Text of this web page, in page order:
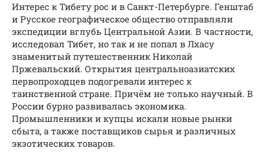
Интерес к Тибету рос и в Санкт-Петербурге. Генштаб
и Русское географическое общество отправляли
экспедиции вглубь Центральной Азии. В частности,
исследовал Тибет, но так и не попал в Лхасу
знаменитый путешественник Николай
Пржевальский. Открытия центральноазиатских
первопроходцев подогревали интерес к
таинственной стране. Причём не только научный. В
России бурно развивалась экономика.
Промышленники и купцы искали новые рынки
сбыта, а также поставщиков сырья и различных
экзотических товаров.